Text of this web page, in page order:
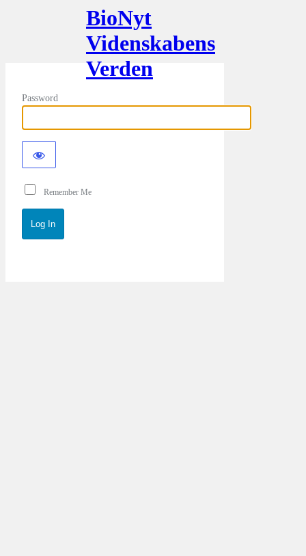
BioNyt
Videnskabens
Verden
Password
Remember Me